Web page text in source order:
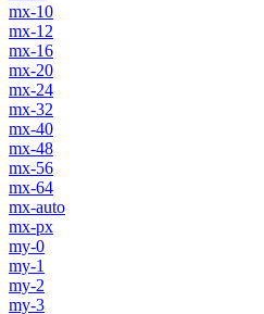
mx-10
mx-12
mx-16
mx-20
mx-24
mx-32
mx-40
mx-48
mx-56
mx-64
mx-auto
mx-px
my-0
my-1
my-2
my-3